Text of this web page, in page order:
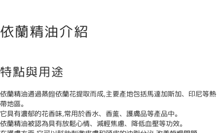
依蘭精油介紹
特點與用途
依蘭精油通過蒸餾依蘭花提取而成,主要產地包括馬達加斯加、印尼等熱
帶地區。
它具有濃郁的花香味,常用於香水、香薰、護膚品等產品中。
依蘭精油被認為具有放鬆心情、減輕焦慮、降低血壓等功效。